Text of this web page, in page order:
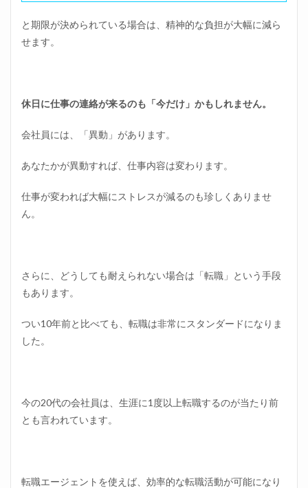
と期限が決められている場合は、精神的な負担が大幅に減ら
せます。
休日に仕事の連絡が来るのも「今だけ」かもしれません。
会社員には、「異動」があります。
あなたかが異動すれば、仕事内容は変わります。
仕事が変われば大幅にストレスが減るのも珍しくありませ
ん。
さらに、どうしても耐えられない場合は「転職」という手段
もあります。
つい10年前と比べても、転職は非常にスタンダードになりま
した。
今の20代の会社員は、生涯に1度以上転職するのが当たり前
とも言われています。
転職エージェントを使えば、効率的な転職活動が可能になり